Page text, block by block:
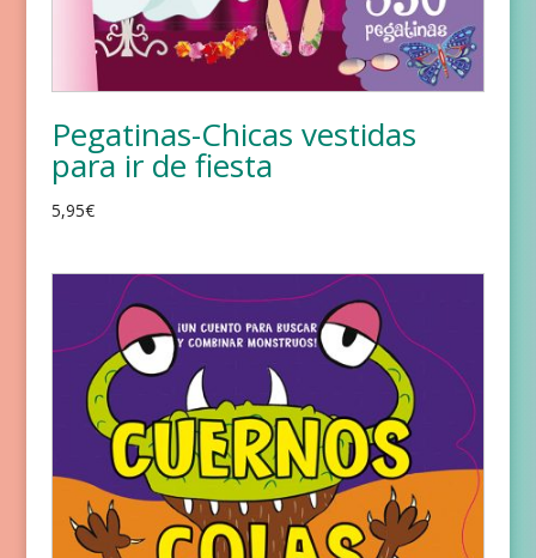
Pegatinas-Chicas vestidas
para ir de fiesta
5,95€